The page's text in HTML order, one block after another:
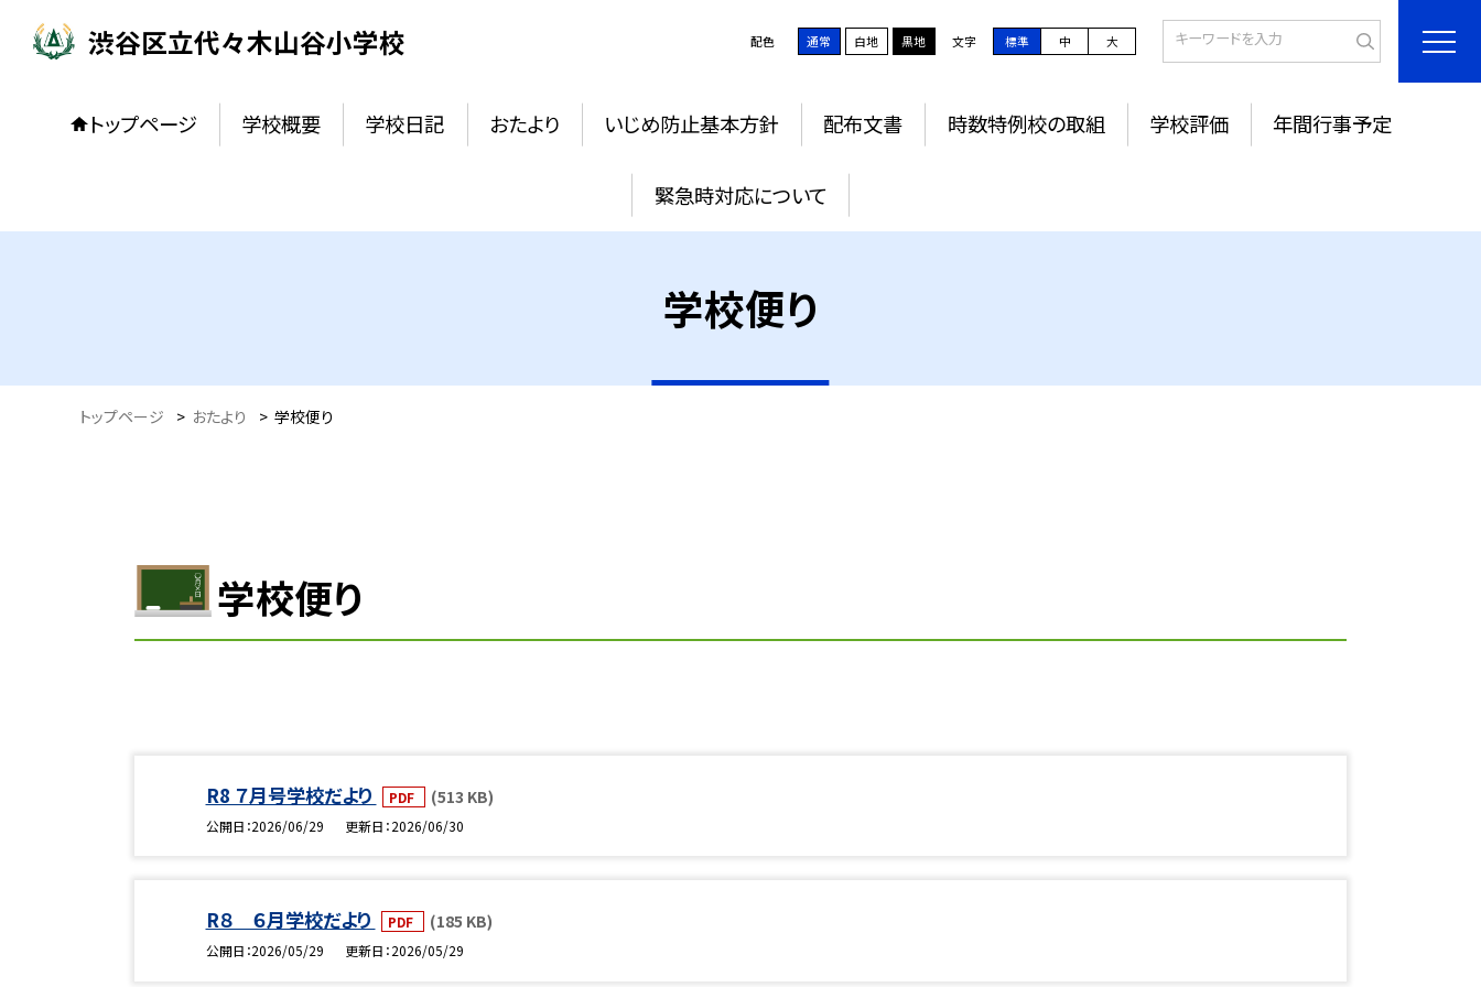
渋谷区立代々木山谷小学校 配色 通常 白地 黒地 文字 標準 中 大
トップページ 学校概要 学校日記 おたより いじめ防止基本方針 配布文書 時数特例校の取組 学校評価 年間行事予定
緊急時対応について
学校便り
トップページ > おたより > 学校便り
学校便り
R8 ７月号学校だより PDF (513 KB)
公開日 2026/06/29 更新日 2026/06/30
R８ ６月学校だより PDF (185 KB)
公開日 2026/05/29 更新日 2026/05/29